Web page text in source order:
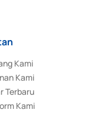
Kami
Kami
Terbaru
Kami